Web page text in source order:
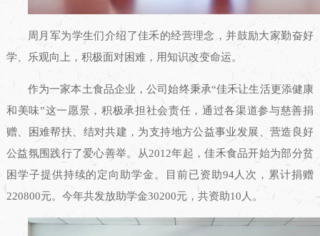
周月军为学生们介绍了佳禾的经营理念，并鼓励大家勤奋好
学、乐观向上，积极面对困难，用知识改变命运。
作为一家本土食品企业，公司始终秉承“佳禾让生活更添健康
和美味”这一愿景，积极承担社会责任，通过各渠道参与慈善捐
赠、困难帮扶、结对共建，为支持地方公益事业发展、营造良好
公益氛围践行了爱心善举。从2012年起，佳禾食品开始为部分贫
困学子提供持续的定向助学金。目前已资助94人次，累计捐赠
220800元。今年共发放助学金30200元，共资助10人。